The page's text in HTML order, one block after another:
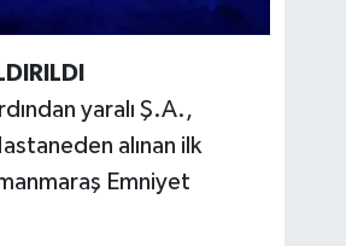
yaralı Ş.A.,
alınan ilk
Emniyet